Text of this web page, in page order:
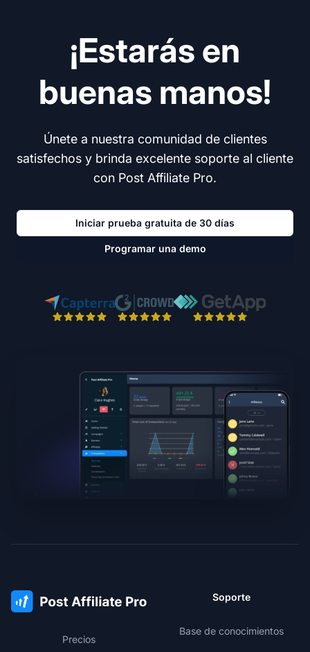
¡Estarás en
buenas manos!
Únete a nuestra comunidad de clientes
satisfechos y brinda excelente soporte al cliente
con Post Affiliate Pro.
Iniciar prueba gratuita de 30 días
Programar una demo
Precios
Soporte
Base de conocimientos